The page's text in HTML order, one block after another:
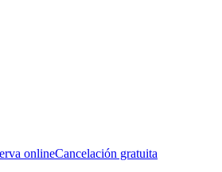
onlineCancelación gratuita